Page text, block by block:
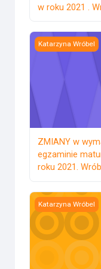
w roku 2021 .
ZMIANY w
Katarzyna Wróbel
ZMIANY w
egzaminie
roku 2021.
„Ups and
Katarzyna Wróbel